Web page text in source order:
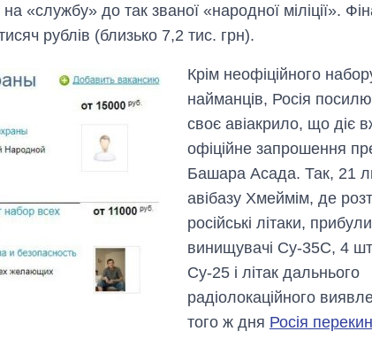
«службу» до так званої «народної міліції».
рублів (близько 7,2 тис. грн).
Крім неофіційного
найманців, Росія
своє авіакрило, що діє
офіційне запрошення
Башара Асада. Так, 21
авібазу Хмеймім, де
російські літаки,
винищувачі Су-35С, 4
Су-25 і літак дальнього
радіолокаційного
того ж дня Росія